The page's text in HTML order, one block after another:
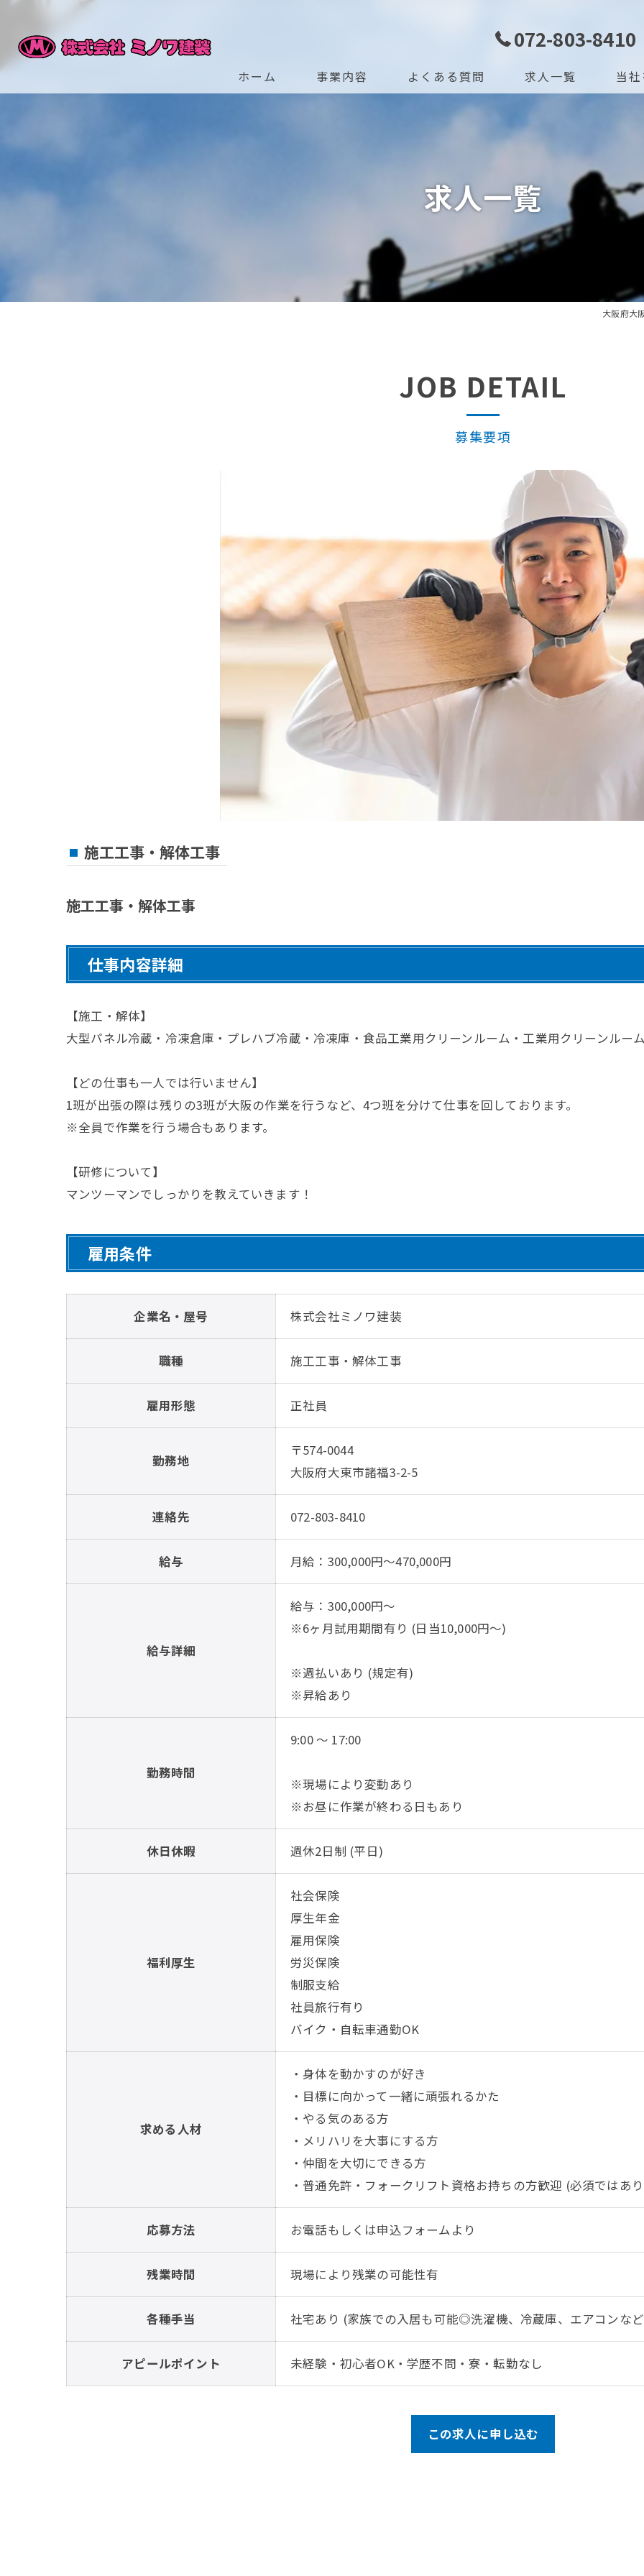
072-803-8410
ホーム 事業内容 よくある質問 求人一覧 当
学歴不
求人一覧
大阪府大
募集要項
JOB DETAIL
施工工事・解体工事
施工工事・解体工事
仕事内容詳細
【施工・解体】
大型パネル冷蔵・冷凍倉庫・プレハブ冷蔵・冷凍庫・食品工業用クリーンルーム・工業用クリーンルー
【どの仕事も一人では行いません】
1班が出張の際は残りの3班が大阪の作業を行うなど、4つ班を分けて仕事を回しております。
※全員で作業を行う場合もあります。
【研修について】
マンツーマンでしっかりを教えていきます！
雇用条件
企業名・屋号 株式会社ミノワ建装
職種 施工工事・解体工事
雇用形態 正社員
勤務地
〒574-0044
大阪府大東市諸福3-2-5
連絡先 072-803-8410
給与 月給：300,000円～470,000円
給与詳細
給与：300,000円～
※6ヶ月試用期間有り (日当10,000円～)
※週払いあり (規定有)
※昇給あり
勤務時間
9:00 ～ 17:00
※現場により変動あり
※お昼に作業が終わる日もあり
休日休暇 週休2日制 (平日)
福利厚生
社会保険
厚生年金
雇用保険
労災保険
制服支給
社員旅行有り
バイク・自転車通勤OK
求める人材
・身体を動かすのが好き
・目標に向かって一緒に頑張れるかた
・やる気のある方
・メリハリを大事にする方
・仲間を大切にできる方
・普通免許・フォークリフト資格お持ちの方歓迎 (必須ではあ
応募方法 お電話もしくは申込フォームより
残業時間 現場により残業の可能性有
各種手当 社宅あり (家族での入居も可能◎洗濯機、冷蔵庫、エアコンな
アピールポイント 未経験・初心者OK・学歴不問・寮・転勤なし
この求人に申し込む